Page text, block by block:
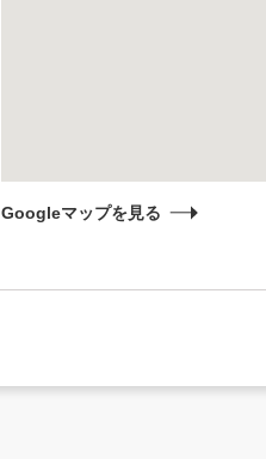
Googleマップを見る